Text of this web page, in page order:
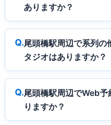
ありますか？
尾頭橋駅周辺で系列の
タジオはありますか？
尾頭橋駅周辺でWeb
りますか？